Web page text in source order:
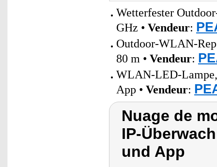
Wetterfester
GHz • Vendeur:
Outdoor-WLAN-
80 m • Vendeur:
WLAN-LED-
App • Vendeur:
Nuage de
IP-
und App